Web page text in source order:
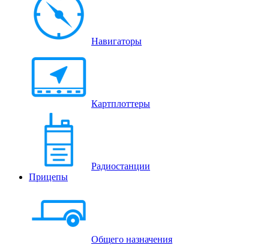
Навигаторы
Картплоттеры
Радиостанции
Прицепы
Общего назначения